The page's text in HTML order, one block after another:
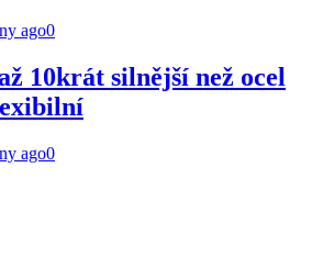
ago0
10krát silnější než ocel
ago0